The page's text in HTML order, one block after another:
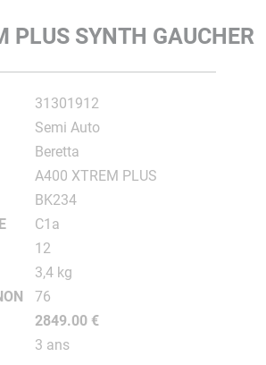
PLUS SYNTH GAUCHER
31301912
Semi Auto
Beretta
A400 XTREM PLUS
BK234
C1a
12
3,4 kg
76
2849.00 €
3 ans